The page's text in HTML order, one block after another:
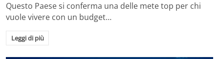
Questo Paese si conferma una delle mete top per chi
vuole vivere con un budget…
Leggi di più